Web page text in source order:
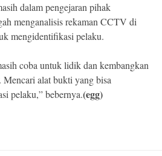
dalam pengejaran pihak
menganalisis rekaman CCTV di
mengidentifikasi pelaku.
coba untuk lidik dan kembangkan
alat bukti yang bisa
pelaku,” bebernya.(egg)